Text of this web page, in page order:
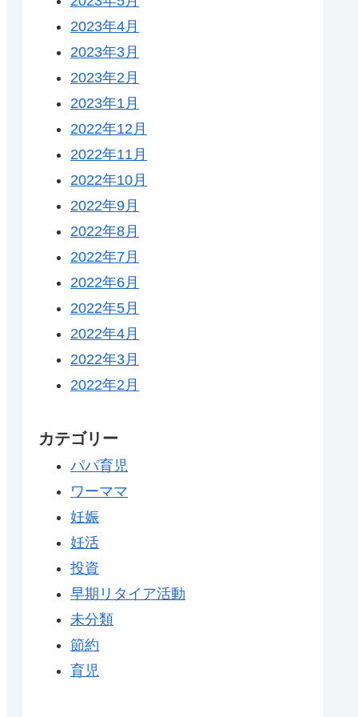
2023年4月
2023年3月
2023年2月
2023年1月
2022年12月
2022年11月
2022年10月
2022年9月
2022年8月
2022年7月
2022年6月
2022年5月
2022年4月
2022年3月
2022年2月
カテゴリー
パパ育児
ワーママ
妊娠
妊活
投資
早期リタイア活動
未分類
節約
育児